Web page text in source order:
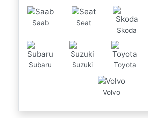
Saab
Seat
Skoda
Subaru Suzuki Toyota
Volvo